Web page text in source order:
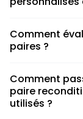
pour déterminer
en dessous, au-
Comment
paires ?
défauts
Comment
paire
utilisés ?